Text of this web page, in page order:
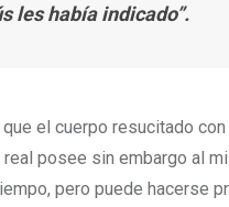
les había indicado”.
el cuerpo resucitado
posee sin embargo al
pero puede hacerse